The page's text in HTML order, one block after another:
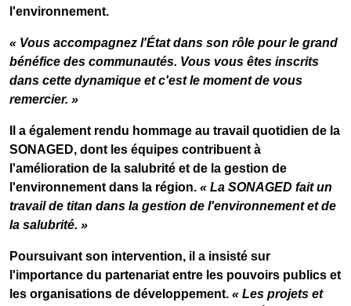
l'environnement.
« Vous accompagnez l'État dans son rôle pour le grand
bénéfice des communautés. Vous vous êtes inscrits
dans cette dynamique et c'est le moment de vous
remercier. »
Il a également rendu hommage au travail quotidien de la
SONAGED, dont les équipes contribuent à
l'amélioration de la salubrité et de la gestion de
l'environnement dans la région. « La SONAGED fait un
travail de titan dans la gestion de l'environnement et de
la salubrité. »
Poursuivant son intervention, il a insisté sur
l'importance du partenariat entre les pouvoirs publics et
les organisations de développement. « Les projets et